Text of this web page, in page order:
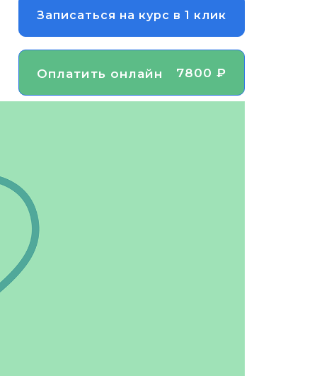
Записаться на курс в 1 клик
Оплатить онлайн 7800 ₽